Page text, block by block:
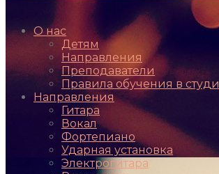
О нас
Детям
Направления
Преподаватели
Правила обучения в
Направления
Гитара
Вокал
Фортепиано
Ударная установка
Электрогитара